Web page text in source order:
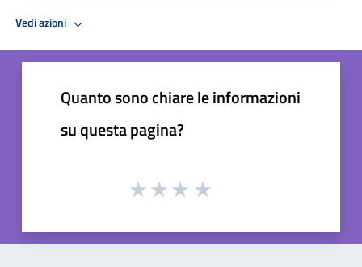
Vedi azioni
Quanto sono chiare le informazioni
su questa pagina?